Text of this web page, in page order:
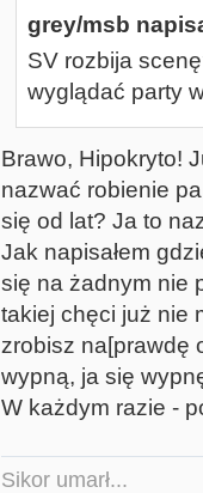
grey/msb
SV rozbija
wyglądać party
Brawo, Hipokryto!
nazwać robienie
się od lat? Ja to
Jak napisałem
się na żadnym nie
takiej chęci już nie
zrobisz na[prawdę
wypną, ja się
W każdym razie -
Sikor umarł...